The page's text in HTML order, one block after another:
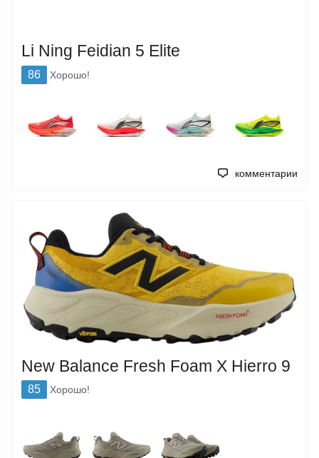
Li Ning Feidian 5 Elite
86 Хорошо!
комментарии
New Balance Fresh Foam X Hierro 9
85 Хорошо!